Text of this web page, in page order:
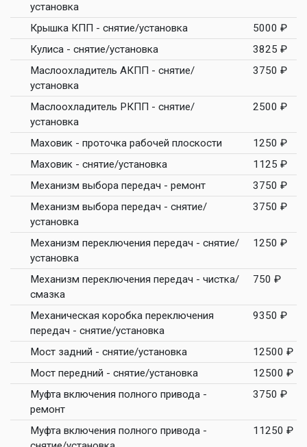
установка
Крышка КПП - снятие/установка
5000 ₽
Кулиса - снятие/установка
3825 ₽
Маслоохладитель АКПП - снятие/
установка
3750 ₽
Маслоохладитель РКПП - снятие/
установка
2500 ₽
Маховик - проточка рабочей плоскости
1250 ₽
Маховик - снятие/установка
1125 ₽
Механизм выбора передач - ремонт
3750 ₽
Механизм выбора передач - снятие/
установка
3750 ₽
Механизм переключения передач - снятие/
установка
1250 ₽
Механизм переключения передач - чистка/
смазка
750 ₽
Механическая коробка переключения
передач - снятие/установка
9350 ₽
Мост задний - снятие/установка
12500 ₽
Мост передний - снятие/установка
12500 ₽
Муфта включения полного привода -
ремонт
3750 ₽
Муфта включения полного привода -
11250 ₽